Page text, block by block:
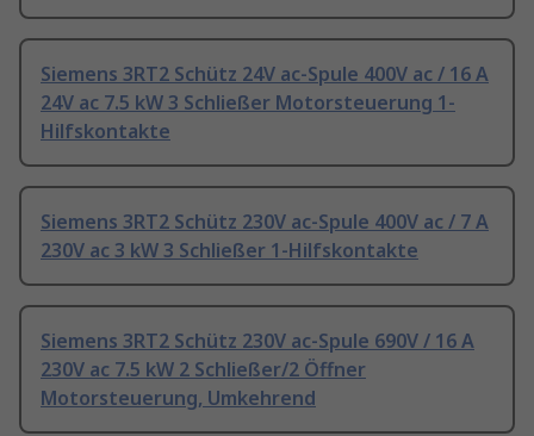
Siemens 3RT2 Schütz 24V ac-Spule 400V ac / 16 A
24V ac 7.5 kW 3 Schließer Motorsteuerung 1-
Hilfskontakte
Siemens 3RT2 Schütz 230V ac-Spule 400V ac / 7 A
230V ac 3 kW 3 Schließer 1-Hilfskontakte
Siemens 3RT2 Schütz 230V ac-Spule 690V / 16 A
230V ac 7.5 kW 2 Schließer/2 Öffner
Motorsteuerung, Umkehrend